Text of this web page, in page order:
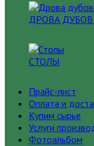
ДРОВА
СТОЛЫ
Прайс-лист
Оплата и
Купим сырье
Услуги
Фотоальбом